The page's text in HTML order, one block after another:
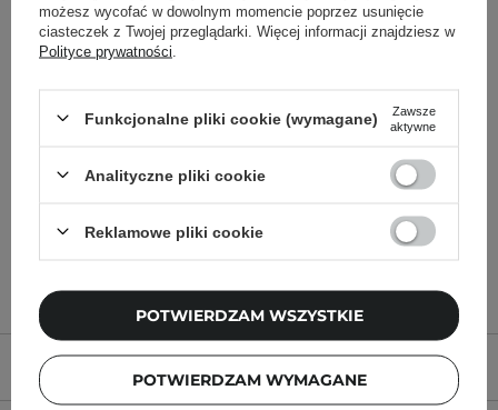
WYBÓR KOSMETOLOGA
The Ordinary - Natural
Twarzy z Kwasem
100% Skwalan z Trzciny
Cukrowej - 30ml
50,00 zł
OPIS PRODUKTU
możesz wycofać w dowolnym momencie poprzez usunięcie
ciasteczek z Twojej przeglądarki. Więcej informacji znajdziesz w
Polityce prywatności
Funkcjonalne pliki cookie (wymagane)
Zawsze
aktywne
Analityczne pliki cookie
Reklamowe pliki cookie
POTWIERDZAM WYMAGANE
POTWIERDZAM WSZYSTKIE